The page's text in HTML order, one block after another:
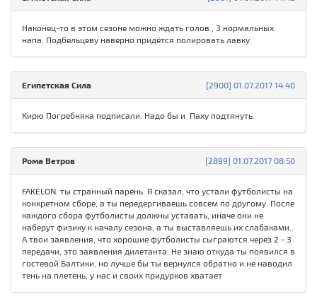
Наконец-то в этом сезоне можно ждать голов , 3 нормальных
напа. Подбельцеву наверно придётся полировать лавку.
[2900] 01.07.2017 14:40
Египетская Сила
Кирю Погребняка подписали. Надо бы и Паху подтянуть.
[2899] 01.07.2017 08:50
Рома Ветров
FAKELON. ты странный парень. Я сказал, что устали футболисты на
конкретном сборе, а ты передергиваешь совсем по другому. После
каждого сбора футболисты должны уставать, иначе они не
наберут физику к началу сезона, а ты выставляешь их слабаками..
А твои заявления, что хорошие футболисты сыграются через 2 - 3
передачи, это заявления дилетанта. Не знаю откуда ты появился в
гостевой Балтики, но лучше бы ты вернулся обратно и не наводил
тень на плетень, у нас и своих придурков хватает